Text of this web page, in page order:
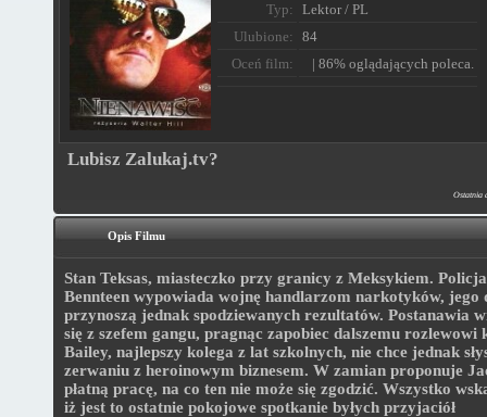
Typ:
Lektor / PL
Ulubione:
84
Oceń film:
| 86% oglądających poleca.
Lubisz Zalukaj.tv?
Ostatnia
Opis Filmu
Stan Teksas, miasteczko przy granicy z Meksykiem.
Bennteen wypowiada wojnę handlarzom narkotyków, jego
przynoszą jednak spodziewanych rezultatów. Postanawia
się z szefem gangu, pragnąc zapobiec dalszemu rozlewowi
Bailey, najlepszy kolega z lat szkolnych, nie chce jednak
zerwaniu z heroinowym biznesem. W zamian proponuje
płatną pracę, na co ten nie może się zgodzić. Wszystko
iż jest to ostatnie pokojowe spotkanie byłych przyjaciół